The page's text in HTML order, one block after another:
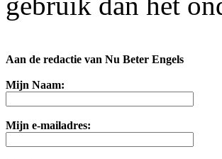
Aan de redactie van Nu Beter Engels
Mijn Naam:
Mijn e-mailadres: